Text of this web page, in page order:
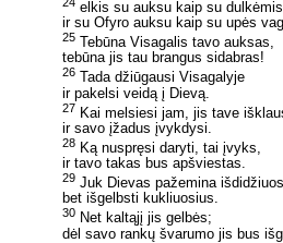
elkis su auksu kaip su dulkėmis
ir su Ofyro auksu kaip su upės
25 Tebūna Visagalis tavo auksas,
tebūna jis tau brangus sidabras!
26 Tada džiūgausi Visagalyje
ir pakelsi veidą į Dievą.
27 Kai melsiesi jam, jis tave
ir savo įžadus įvykdysi.
28 Ką nuspręsi daryti, tai įvyks,
ir tavo takas bus apšviestas.
29 Juk Dievas pažemina
bet išgelbsti kukliuosius.
30 Net kaltąjį jis gelbės;
dėl savo rankų švarumo jis bus